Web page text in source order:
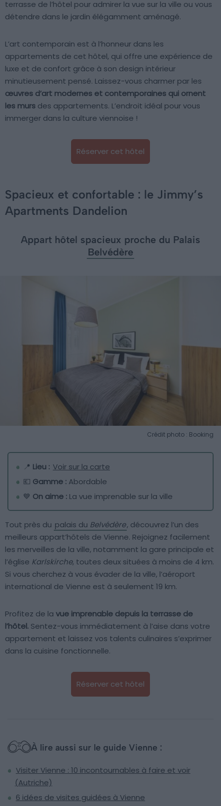
terrasse de l’hôtel pour admirer la vue sur la ville ou vous
détendre dans le jardin élégamment aménagé.
L’art contemporain est à l’honneur dans les
appartements de cet hôtel, qui offre une expérience de
luxe et de confort grâce à son design intérieur
minutieusement pensé. Laissez-vous charmer par les
œuvres d’art modernes et contemporaines qui ornent
les murs des appartements. L’endroit idéal pour vous
immerger dans la culture viennoise !
Réserver cet hôtel
Spacieux et confortable : le Jimmy’s
Apartments Dandelion
Appart hôtel spacieux proche du Palais
Belvédère
Crédit photo : Booking
📍 Lieu : Voir sur la carte
💶 Gamme : Abordable
💙 On aime : La vue imprenable sur la ville
Tout près du palais du Belvédère, découvrez l’un des
meilleurs appart’hôtels de Vienne. Rejoignez facilement
les merveilles de la ville, notamment la gare principale et
l’église Karlskirche, toutes deux situées à moins de 4 km.
Si vous cherchez à vous évader de la ville, l’aéroport
international de Vienne est à seulement 19 km.
Profitez de la vue imprenable depuis la terrasse de
l’hôtel. Sentez-vous immédiatement à l’aise dans votre
appartement et laissez vos talents culinaires s’exprimer
dans la cuisine fonctionnelle.
Réserver cet hôtel
À lire aussi sur le guide Vienne :
Visiter Vienne : 10 incontournables à faire et voir
(Autriche)
6 idées de visites guidées à Vienne